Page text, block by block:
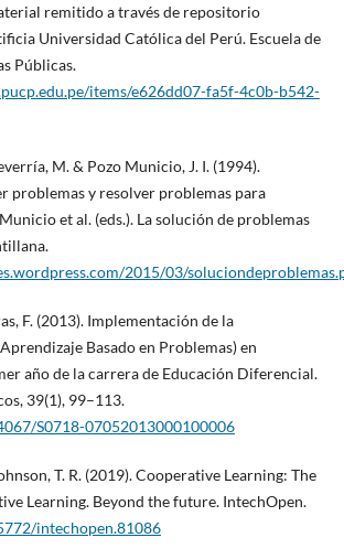
remitido a través de repositorio
Universidad Católica del Perú. Escuela de
Públicas.
items/e626dd07-fa5f-4c0b-b542-
M. & Pozo Municio, J. I. (1994).
problemas y resolver problemas para
et al. (eds.). La solución de problemas
2015/03/
F. (2013). Implementación de la
Basado en Problemas) en
año de la carrera de Educación Diferencial.
39(1), 99–113.
S0718-07052013000100006
T. R. (2019). Cooperative Learning: The
Learning. Beyond the future. IntechOpen.
intechopen.81086